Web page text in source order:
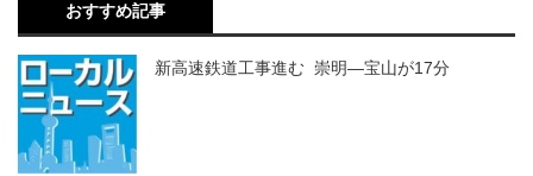
おすすめ記事
新高速鉄道工事進む 崇明―宝山が17分